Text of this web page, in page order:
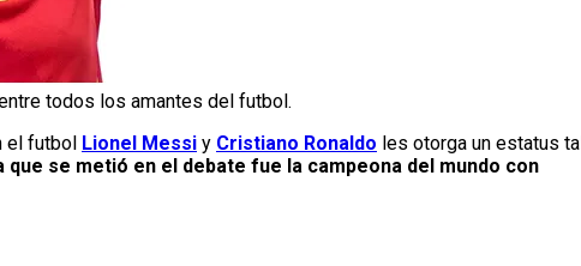
todos los amantes del futbol.
el futbol Lionel Messi y Cristiano Ronaldo les otorga un estatus tal
que se metió en el debate fue la campeona del mundo con